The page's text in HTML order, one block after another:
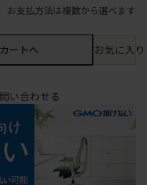
お支払方法は複数から選べます
カートへ お気に入
い合わせる